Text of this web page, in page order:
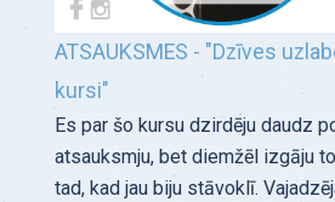
ATSAUKSMES - "Dzīves
kursi"
Es par šo kursu dzirdēju daudz
atsauksmju, bet diemžēl izgāju
tad, kad jau biju stāvoklī.